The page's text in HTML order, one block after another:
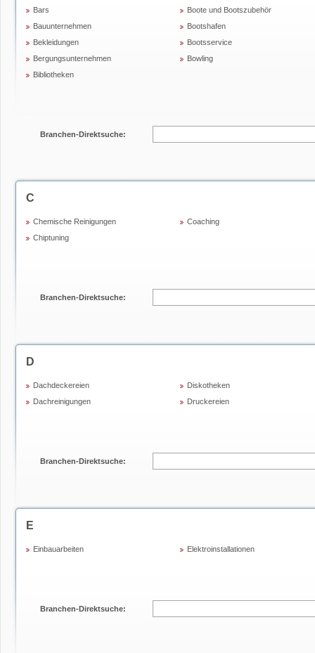
Bars
Bauunternehmen
Bekleidungen
Bergungsunternehmen
Bibliotheken
Boote und Bootszubehör
Bootshafen
Bootsservice
Bowling
Branchen-Direktsuche:
C
Chemische Reinigungen
Chiptuning
Coaching
Branchen-Direktsuche:
D
Dachdeckereien
Dachreinigungen
Diskotheken
Druckereien
Branchen-Direktsuche:
E
Einbauarbeiten Elektroinstallationen
Branchen-Direktsuche: